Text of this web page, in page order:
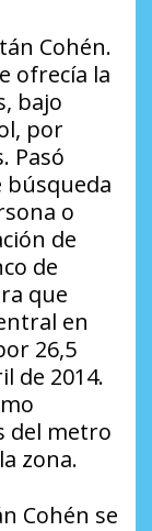
Cohén.
ofrecía la
bajo
por
Pasó
búsqueda
o
de
de
que
en
26,5
de 2014.
del metro
zona.
Cohén se